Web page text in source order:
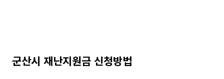
군산시 재난지원금 신청방법